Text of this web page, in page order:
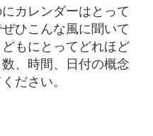
カレンダーはとって
ひこんな風に聞いて
もにとってどれほど
、時間、日付の概念
ださい。